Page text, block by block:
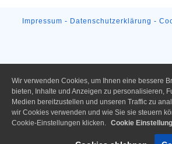
Impressum - Datenschutzerklärung -
Wir verwenden Cookies, um Ihnen eine bessere
bieten, Inhalte und Anzeigen zu personalisieren,
Medien bereitzustellen und unseren Traffic zu
wir Cookies verwenden und wie Sie sie steuern
Cookie-Einstellungen klicken. Cookie